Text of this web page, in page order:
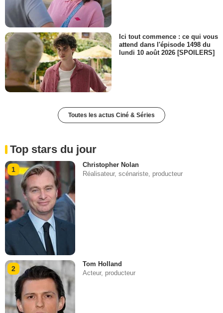
Ici tout commence : ce qui vous
attend dans l'épisode 1498 du
lundi 10 août 2026 [SPOILERS]
Toutes les actus Ciné & Séries
Top stars du jour
1
Christopher Nolan
Réalisateur, scénariste, producteur
2
Tom Holland
Acteur, producteur